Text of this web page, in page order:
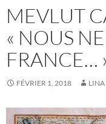
MEVLUT
« NOUS
FRANCE…
FÉVRIER 1, 2018